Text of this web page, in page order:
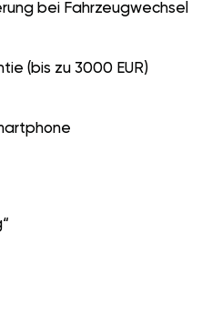
bei Fahrzeugwechsel
(bis zu 3000 EUR)